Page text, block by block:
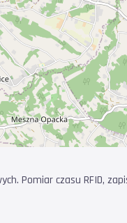
Pomiar czasu RFID,